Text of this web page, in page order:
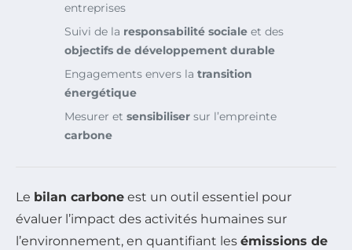
entreprises
Suivi de la responsabilité sociale et des
objectifs de développement durable
Engagements envers la transition
énergétique
Mesurer et sensibiliser sur l’empreinte
carbone
Le bilan carbone est un outil essentiel pour
évaluer l’impact des activités humaines sur
l’environnement, en quantifiant les émissions de